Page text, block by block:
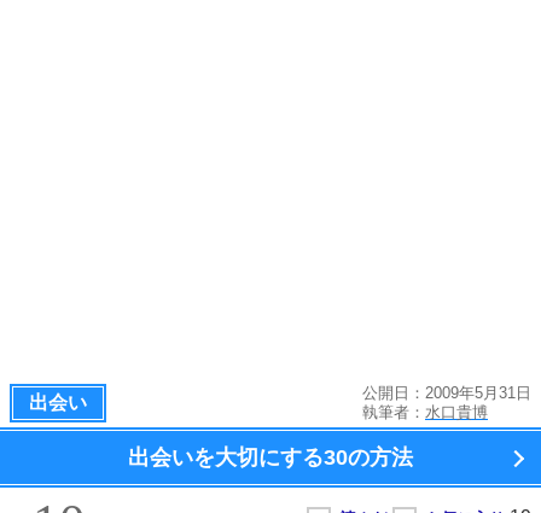
出会い
公開日：2009年5月31日
執筆者： 水口貴博
出会いを大切にする30の方法